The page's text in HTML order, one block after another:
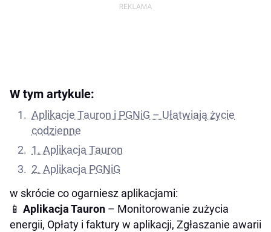
W tym artykule:
Aplikacje Tauron i PGNiG – Ułatwiają życie
codzienne
1. Aplikacja Tauron
2. Aplikacja PGNiG
w skrócie co ogarniesz aplikacjami:
📱 Aplikacja Tauron – Monitorowanie zużycia
energii, Opłaty i faktury w aplikacji, Zgłaszanie awarii